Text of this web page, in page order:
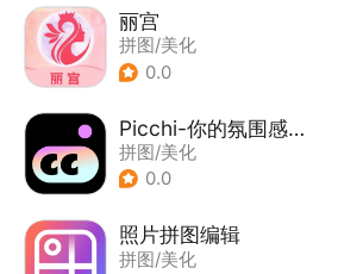
丽宫
拼图/美化
0.0
Picchi-你的氛围感修图师
拼图/美化
0.0
照片拼图编辑
拼图/美化